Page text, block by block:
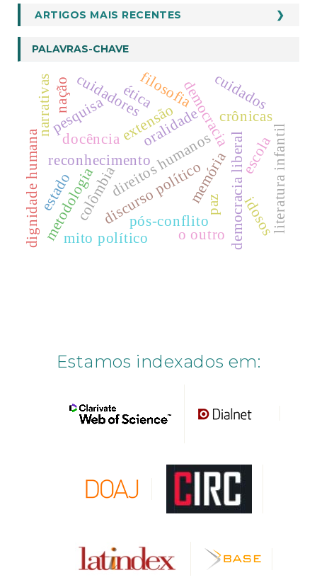
ARTIGOS MAIS RECENTES
PALAVRAS-CHAVE
direitos humanos
democracia
discurso político
reconhecimento
dignidade humana colômbia democracia liberal
paz
pós-conflito
crônicas
memória
oralidade
metodologia
docência
pesquisa extensão
cuidados
cuidadores
idosos
éticafilosofia
escolaliteratura infantil
narrativas
o outro
estado
nação
mito político
Estamos indexados em: